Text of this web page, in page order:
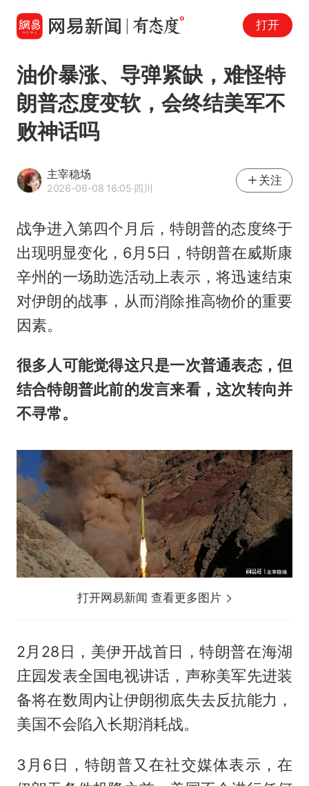
打开
油价暴涨、导弹紧缺，难怪特
朗普态度变软，会终结美军不
败神话吗
主宰稳场
2026-06-08 16:05·四川
关注
战争进入第四个月后，特朗普的态度终于
出现明显变化，6月5日，特朗普在威斯康
辛州的一场助选活动上表示，将迅速结束
对伊朗的战事，从而消除推高物价的重要
因素。
很多人可能觉得这只是一次普通表态，但
结合特朗普此前的发言来看，这次转向并
不寻常。
打开网易新闻 查看更多图片
2月28日，美伊开战首日，特朗普在海湖
庄园发表全国电视讲话，声称美军先进装
备将在数周内让伊朗彻底失去反抗能力，
美国不会陷入长期消耗战。
3月6日，特朗普又在社交媒体表示，在